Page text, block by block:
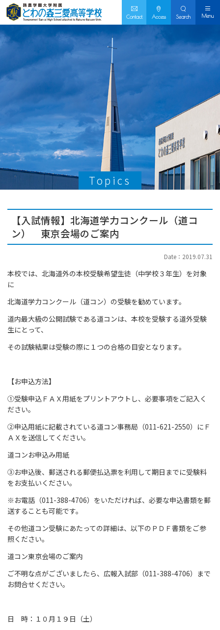
Contact Access Search Menu
Topics
【入試情報】北海道学力コンクール（道コ
ン） 東京会場のご案内
Date：2019.07.31
本校では、北海道外の本校受験希望生徒（中学校３年生）を対象
に
北海道学力コンクール（道コン）の受験を勧めています。
道内最大級の公開試験である道コンは、本校を受験する道外受験
生にとって、
その試験結果は受験の際に１つの合格の目安となります。
【お申込方法】
①受験申込ＦＡＸ用紙をプリントアウトし、必要事項をご記入く
ださい。
②申込用紙に記載されている道コン事務局（011-621-2550）にＦ
ＡＸを送信してください。
道コンお申込み用紙
③お申込後、郵送される郵便払込票を利用して期日までに受験料
をお支払いください。
※お電話（011-388-4706）をいただければ、必要な申込書類を郵
送することも可能です。
その他道コン受験にあたっての詳細は、以下のＰＤＦ書類をご参
照ください。
道コン東京会場のご案内
ご不明な点がございましたら、広報入試部（011-388-4706）まで
お問合せください。
日 時：１０月１９日（土）